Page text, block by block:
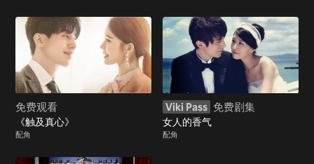
免费观看
《触及真心》
配角
Viki Pass 免费剧集
女人的香气
配角